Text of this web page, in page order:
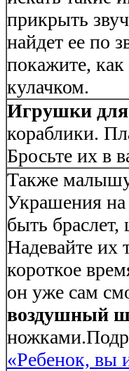
прикрыть
найдет ее по
покажите,
кулачком.
Игрушки
кораблики.
Бросьте их в
Также
Украшения на
быть
Надевайте их
короткое
он уже сам
воздушный
«Ребенок, вы